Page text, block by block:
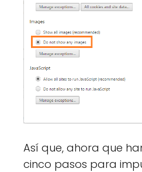
Así que, ahora que
cinco pasos para